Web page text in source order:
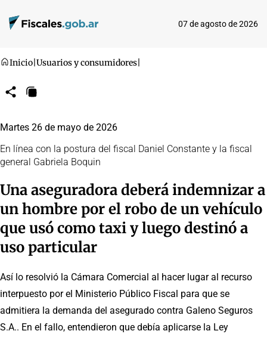
07 de agosto de 2026
Inicio Usuarios y consumidores
CompartirCopiar
Martes 26 de mayo de 2026
En línea con la postura del fiscal Daniel Constante y la fiscal
general Gabriela Boquin
Una aseguradora deberá indemnizar a
un hombre por el robo de un vehículo
que usó como taxi y luego destinó a
uso particular
Así lo resolvió la Cámara Comercial al hacer lugar al recurso
interpuesto por el Ministerio Público Fiscal para que se
admitiera la demanda del asegurado contra Galeno Seguros
S.A.. En el fallo, entendieron que debía aplicarse la Ley